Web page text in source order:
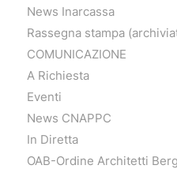
News Inarcassa
Rassegna stampa
COMUNICAZIONE
A Richiesta
Eventi
News CNAPPC
In Diretta
OAB-Ordine Architetti